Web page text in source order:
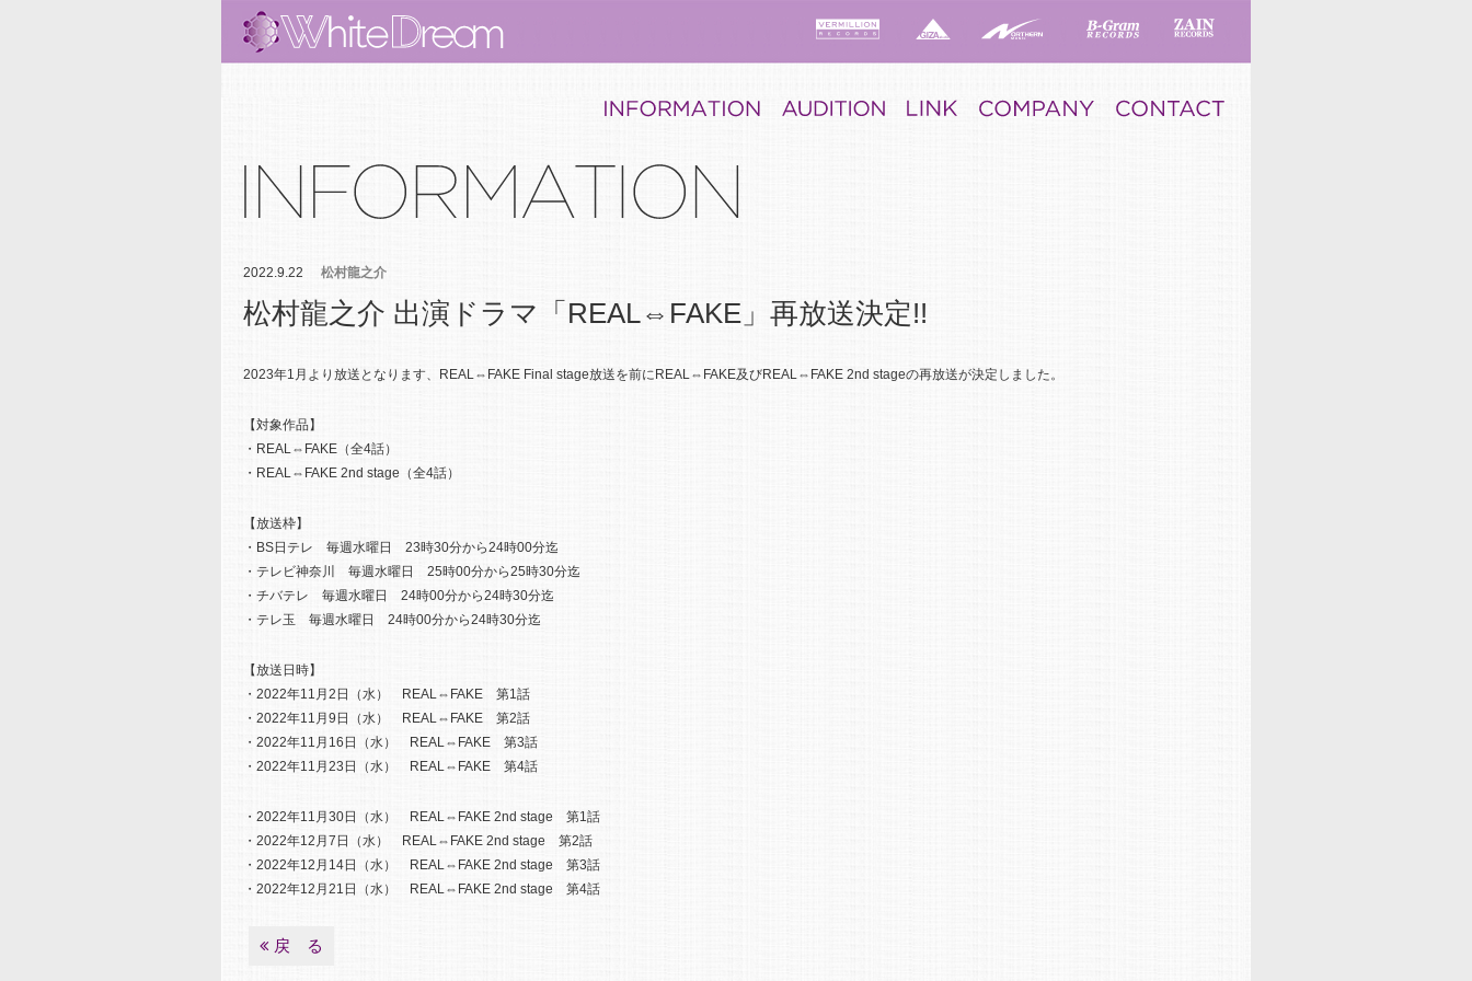
2022.9.22 松村龍之介
松村龍之介 出演ドラマ「REAL⇔FAKE」再放送決定!!
2023年1月より放送となります、REAL⇔FAKE Final stage放送を前にREAL⇔FAKE及びREAL⇔FAKE 2nd stageの再放送が決定しました。
【対象作品】
・REAL⇔FAKE（全4話）
・REAL⇔FAKE 2nd stage（全4話）
【放送枠】
・BS日テレ 毎週水曜日 23時30分から24時00分迄
・テレビ神奈川 毎週水曜日 25時00分から25時30分迄
・チバテレ 毎週水曜日 24時00分から24時30分迄
・テレ玉 毎週水曜日 24時00分から24時30分迄
【放送日時】
・2022年11月2日（水） REAL⇔FAKE 第1話
・2022年11月9日（水） REAL⇔FAKE 第2話
・2022年11月16日（水） REAL⇔FAKE 第3話
・2022年11月23日（水） REAL⇔FAKE 第4話
・2022年11月30日（水） REAL⇔FAKE 2nd stage 第1話
・2022年12月7日（水） REAL⇔FAKE 2nd stage 第2話
・2022年12月14日（水） REAL⇔FAKE 2nd stage 第3話
・2022年12月21日（水） REAL⇔FAKE 2nd stage 第4話
戻 る